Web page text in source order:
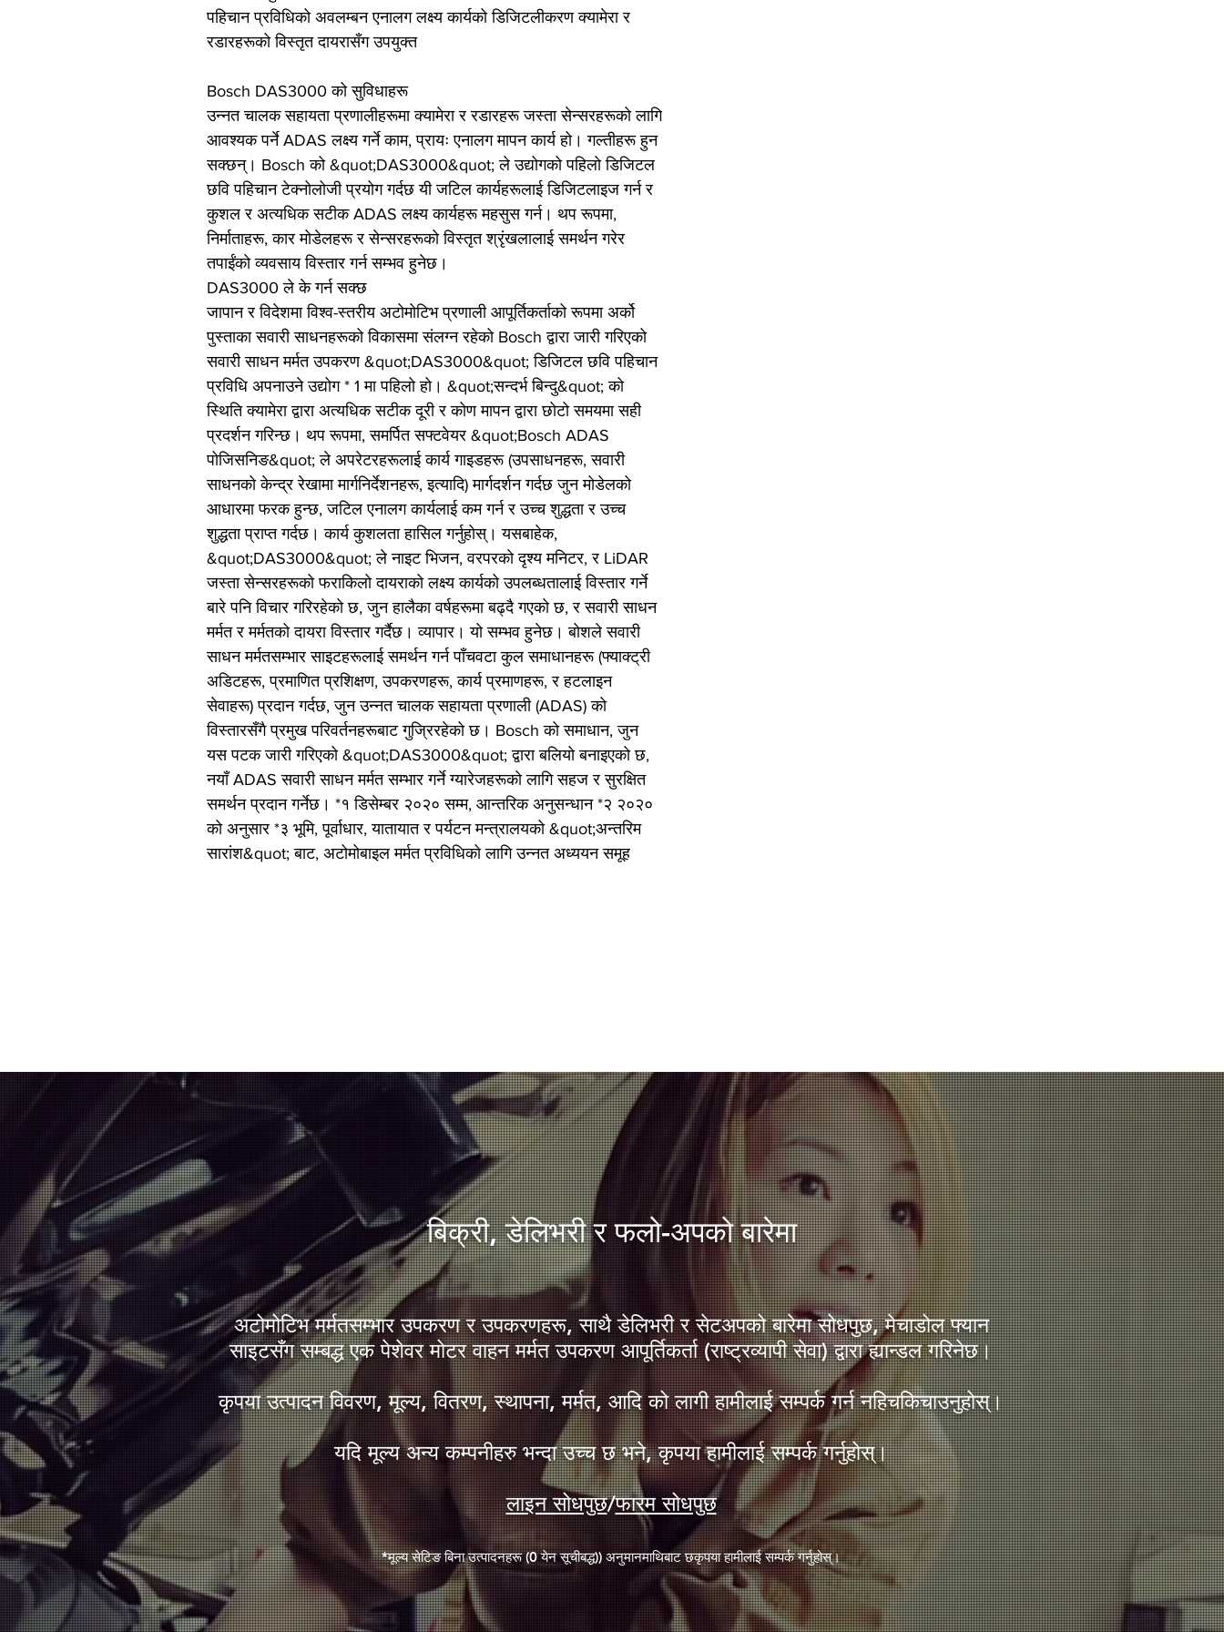
पहिचान प्रविधिको अवलम्बन एनालग लक्ष्य कार्यको डिजिटलीकरण क्यामेरा र
रडारहरूको विस्तृत दायरासँग उपयुक्त
Bosch DAS3000 को सुविधाहरू
उन्नत चालक सहायता प्रणालीहरूमा क्यामेरा र रडारहरू जस्ता सेन्सरहरूको लागि
आवश्यक पर्ने ADAS लक्ष्य गर्ने काम, प्रायः एनालग मापन कार्य हो। गल्तीहरू हुन
सक्छन्। Bosch को &quot;DAS3000&quot; ले उद्योगको पहिलो डिजिटल
छवि पहिचान टेक्नोलोजी प्रयोग गर्दछ यी जटिल कार्यहरूलाई डिजिटलाइज गर्न र
कुशल र अत्यधिक सटीक ADAS लक्ष्य कार्यहरू महसुस गर्न। थप रूपमा,
निर्माताहरू, कार मोडेलहरू र सेन्सरहरूको विस्तृत श्रृंखलालाई समर्थन गरेर
तपाईंको व्यवसाय विस्तार गर्न सम्भव हुनेछ।
DAS3000 ले के गर्न सक्छ
जापान र विदेशमा विश्व-स्तरीय अटोमोटिभ प्रणाली आपूर्तिकर्ताको रूपमा अर्को
पुस्ताका सवारी साधनहरूको विकासमा संलग्न रहेको Bosch द्वारा जारी गरिएको
सवारी साधन मर्मत उपकरण &quot;DAS3000&quot; डिजिटल छवि पहिचान
प्रविधि अपनाउने उद्योग * 1 मा पहिलो हो। &quot;सन्दर्भ बिन्दु&quot; को
स्थिति क्यामेरा द्वारा अत्यधिक सटीक दूरी र कोण मापन द्वारा छोटो समयमा सही
प्रदर्शन गरिन्छ। थप रूपमा, समर्पित सफ्टवेयर &quot;Bosch ADAS
पोजिसनिङ&quot; ले अपरेटरहरूलाई कार्य गाइडहरू (उपसाधनहरू, सवारी
साधनको केन्द्र रेखामा मार्गनिर्देशनहरू, इत्यादि) मार्गदर्शन गर्दछ जुन मोडेलको
आधारमा फरक हुन्छ, जटिल एनालग कार्यलाई कम गर्न र उच्च शुद्धता र उच्च
शुद्धता प्राप्त गर्दछ। कार्य कुशलता हासिल गर्नुहोस्। यसबाहेक,
&quot;DAS3000&quot; ले नाइट भिजन, वरपरको दृश्य मनिटर, र LiDAR
जस्ता सेन्सरहरूको फराकिलो दायराको लक्ष्य कार्यको उपलब्धतालाई विस्तार गर्ने
बारे पनि विचार गरिरहेको छ, जुन हालैका वर्षहरूमा बढ्दै गएको छ, र सवारी साधन
मर्मत र मर्मतको दायरा विस्तार गर्दैछ। व्यापार। यो सम्भव हुनेछ। बोशले सवारी
साधन मर्मतसम्भार साइटहरूलाई समर्थन गर्न पाँचवटा कुल समाधानहरू (फ्याक्ट्री
अडिटहरू, प्रमाणित प्रशिक्षण, उपकरणहरू, कार्य प्रमाणहरू, र हटलाइन
सेवाहरू) प्रदान गर्दछ, जुन उन्नत चालक सहायता प्रणाली (ADAS) को
विस्तारसँगै प्रमुख परिवर्तनहरूबाट गुज्रिरहेको छ। Bosch को समाधान, जुन
यस पटक जारी गरिएको &quot;DAS3000&quot; द्वारा बलियो बनाइएको छ,
नयाँ ADAS सवारी साधन मर्मत सम्भार गर्ने ग्यारेजहरूको लागि सहज र सुरक्षित
समर्थन प्रदान गर्नेछ। *१ डिसेम्बर २०२० सम्म, आन्तरिक अनुसन्धान *२ २०२०
को अनुसार *३ भूमि, पूर्वाधार, यातायात र पर्यटन मन्त्रालयको &quot;अन्तरिम
सारांश&quot; बाट, अटोमोबाइल मर्मत प्रविधिको लागि उन्नत अध्ययन समूह
​बिक्री, डेलिभरी र फलो-अपको बारेमा
अटोमोटिभ मर्मतसम्भार उपकरण र उपकरणहरू, साथै डेलिभरी र सेटअपको बारेमा सोधपुछ, मेचाडोल फ्यान
साइटसँग सम्बद्ध एक पेशेवर मोटर वाहन मर्मत उपकरण आपूर्तिकर्ता (राष्ट्रव्यापी सेवा) द्वारा ह्यान्डल गरिनेछ।
कृपया उत्पादन विवरण, मूल्य, वितरण, स्थापना, मर्मत, आदि को लागी हामीलाई सम्पर्क गर्न नहिचकिचाउनुहोस्।
यदि मूल्य अन्य कम्पनीहरु भन्दा उच्च छ भने, कृपया हामीलाई सम्पर्क गर्नुहोस्।
लाइन सोधपुछ/फारम सोधपुछ
*मूल्य सेटिङ बिना उत्पादनहरू (0 येन सूचीबद्ध)) अनुमानमाथिबाट छकृपया हामीलाई सम्पर्क गर्नुहोस्।